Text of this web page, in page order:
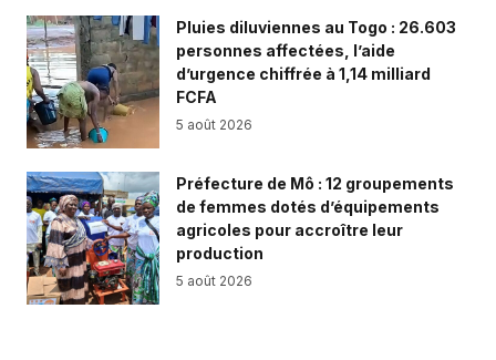
Pluies diluviennes au Togo : 26.603
personnes affectées, l’aide
d’urgence chiffrée à 1,14 milliard
FCFA
5 août 2026
Préfecture de Mô : 12 groupements
de femmes dotés d’équipements
agricoles pour accroître leur
production
5 août 2026